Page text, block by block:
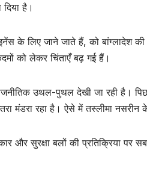
है।
के लिए जाने जाते हैं, को बांग्लादेश की
को लेकर चिंताएँ बढ़ गई हैं।
उथल-पुथल देखी जा रही है।
मंडरा रहा है। ऐसे में तस्‍लीमा
और सुरक्षा बलों की प्रतिक्रिया पर